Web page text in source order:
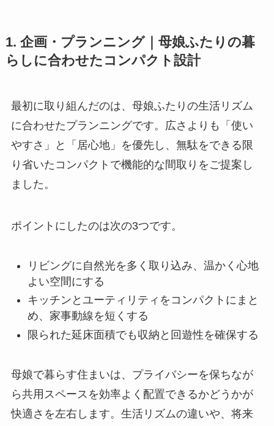
1. 企画・プランニング｜母娘ふたりの暮
らしに合わせたコンパクト設計
最初に取り組んだのは、母娘ふたりの生活リズム
に合わせたプランニングです。広さよりも「使い
やすさ」と「居心地」を優先し、無駄をできる限
り省いたコンパクトで機能的な間取りをご提案し
ました。
ポイントにしたのは次の3つです。
リビングに自然光を多く取り込み、温かく心地
よい空間にする
キッチンとユーティリティをコンパクトにまと
め、家事動線を短くする
限られた延床面積でも収納と回遊性を確保する
母娘で暮らす住まいは、プライバシーを保ちなが
ら共用スペースを効率よく配置できるかどうかが
快適さを左右します。生活リズムの違いや、将来